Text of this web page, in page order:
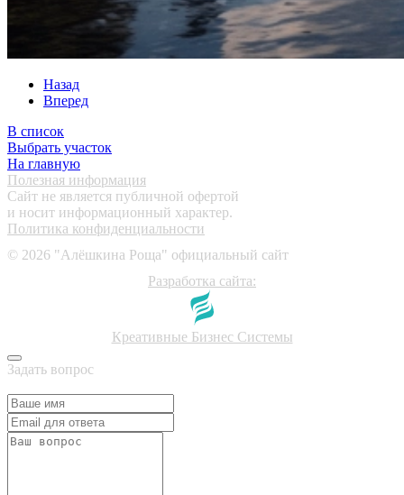
Назад
Вперед
В список
Выбрать участок
На главную
Полезная информация
Сайт не является публичной офертой
и носит информационный характер.
Политика конфиденциальности
© 2026 "Алёшкина Роща" официальный сайт
Разработка сайта:
Креативные Бизнес Системы
Задать вопрос